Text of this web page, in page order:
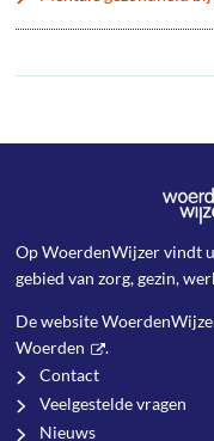
Op WoerdenWijzer vindt
gebied van zorg, gezin,
De website
Woerden
.
Contact
Veelgestelde vragen
Nieuws